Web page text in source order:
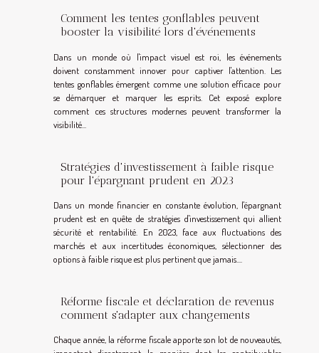
Comment les tentes gonflables peuvent
booster la visibilité lors d'événements
Dans un monde où l'impact visuel est roi, les événements
doivent constamment innover pour captiver l'attention. Les
tentes gonflables émergent comme une solution efficace pour
se démarquer et marquer les esprits. Cet exposé explore
comment ces structures modernes peuvent transformer la
visibilité...
Stratégies d'investissement à faible risque
pour l'épargnant prudent en 2023
Dans un monde financier en constante évolution, l'épargnant
prudent est en quête de stratégies d'investissement qui allient
sécurité et rentabilité. En 2023, face aux fluctuations des
marchés et aux incertitudes économiques, sélectionner des
options à faible risque est plus pertinent que jamais....
Réforme fiscale et déclaration de revenus
comment s'adapter aux changements
Chaque année, la réforme fiscale apporte son lot de nouveautés,